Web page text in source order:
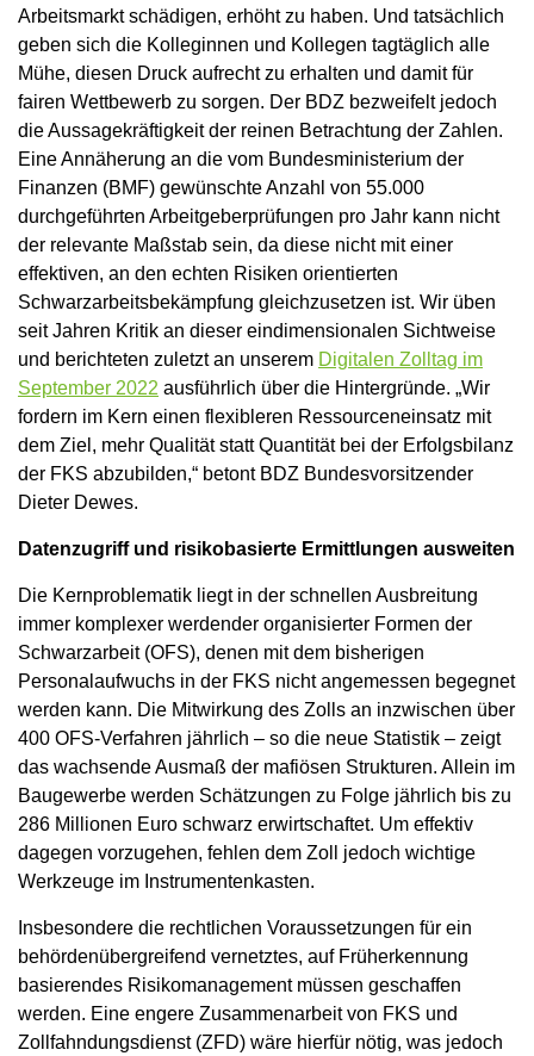
Arbeitsmarkt schädigen, erhöht zu haben. Und tatsächlich
geben sich die Kolleginnen und Kollegen tagtäglich alle
Mühe, diesen Druck aufrecht zu erhalten und damit für
fairen Wettbewerb zu sorgen. Der BDZ bezweifelt jedoch
die Aussagekräftigkeit der reinen Betrachtung der Zahlen.
Eine Annäherung an die vom Bundesministerium der
Finanzen (BMF) gewünschte Anzahl von 55.000
durchgeführten Arbeitgeberprüfungen pro Jahr kann nicht
der relevante Maßstab sein, da diese nicht mit einer
effektiven, an den echten Risiken orientierten
Schwarzarbeitsbekämpfung gleichzusetzen ist. Wir üben
seit Jahren Kritik an dieser eindimensionalen Sichtweise
und berichteten zuletzt an unserem Digitalen Zolltag im
September 2022 ausführlich über die Hintergründe. „Wir
fordern im Kern einen flexibleren Ressourceneinsatz mit
dem Ziel, mehr Qualität statt Quantität bei der Erfolgsbilanz
der FKS abzubilden,“ betont BDZ Bundesvorsitzender
Dieter Dewes.
Datenzugriff und risikobasierte Ermittlungen ausweiten
Die Kernproblematik liegt in der schnellen Ausbreitung
immer komplexer werdender organisierter Formen der
Schwarzarbeit (OFS), denen mit dem bisherigen
Personalaufwuchs in der FKS nicht angemessen begegnet
werden kann. Die Mitwirkung des Zolls an inzwischen über
400 OFS-Verfahren jährlich – so die neue Statistik – zeigt
das wachsende Ausmaß der mafiösen Strukturen. Allein im
Baugewerbe werden Schätzungen zu Folge jährlich bis zu
286 Millionen Euro schwarz erwirtschaftet. Um effektiv
dagegen vorzugehen, fehlen dem Zoll jedoch wichtige
Werkzeuge im Instrumentenkasten.
Insbesondere die rechtlichen Voraussetzungen für ein
behördenübergreifend vernetztes, auf Früherkennung
basierendes Risikomanagement müssen geschaffen
werden. Eine engere Zusammenarbeit von FKS und
Zollfahndungsdienst (ZFD) wäre hierfür nötig, was jedoch